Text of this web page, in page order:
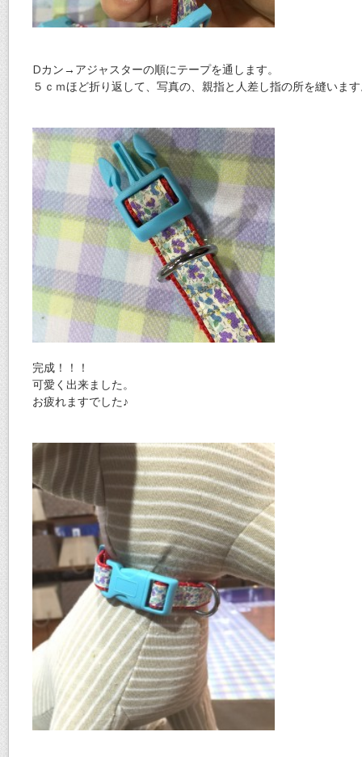
Dカン→アジャスターの順にテープを通します。
５ｃｍほど折り返して、写真の、親指と人差し指の所を縫いま
完成！！！
可愛く出来ました。
お疲れますでした♪